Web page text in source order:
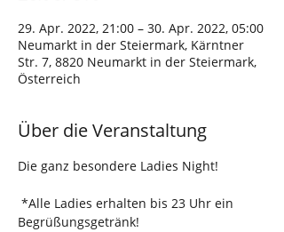
29. Apr. 2022, 21:00 – 30. Apr. 2022, 05:00
Neumarkt in der Steiermark, Kärntner
Str. 7, 8820 Neumarkt in der Steiermark,
Österreich
Über die Veranstaltung
Die ganz besondere Ladies Night!
Begrüßungsgetränk!